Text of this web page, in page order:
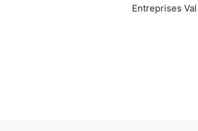
Entreprises Val